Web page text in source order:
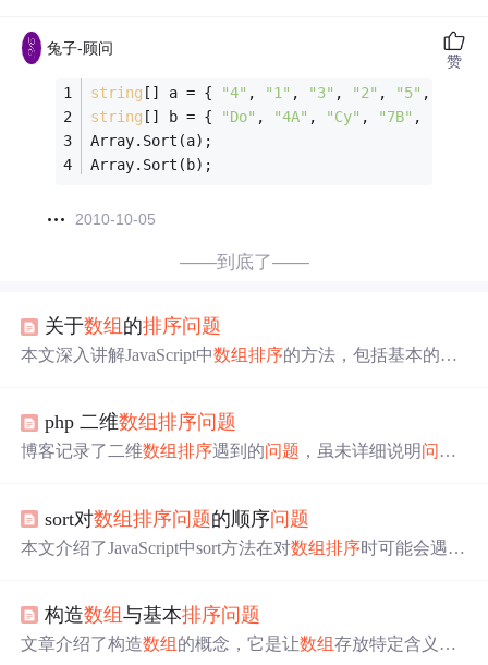
兔子-顾问
string [] a = { "4" , "1" , "3" , "2" , "5" ,
string [] b = { "Do" , "4A" , "Cy" , "7B" ,
Array.Sort(a);
Array.Sort(b);
2010-10-05
赞
——到底了——
关于数组 的排序问题
本文深入讲解JavaScript中数组排序的方法，包括基本的冒
串 排序异常问题，确保排序结果符合预期。
php 二维数组排序问题
博客记录了二维数组排序遇到的问题 ，虽未详细说明问题
sort对数组排序问题的顺序问题
本文介绍了JavaScript中sort方法在对数组排序时可能会遇到
何编写比较函数以实现预期的数值
直接修改原数组。
构造数组与基本排序问题
文章介绍了构造数组 的概念，它是让数组存放特定含义内